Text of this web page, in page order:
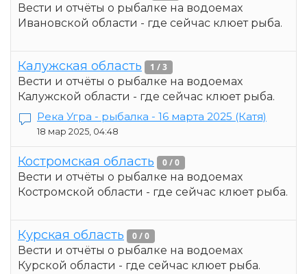
Вести и отчёты о рыбалке на водоемах
Ивановской области - где сейчас клюет рыба.
Калужская область 1 / 3
Вести и отчёты о рыбалке на водоемах
Калужской области - где сейчас клюет рыба.
Река Угра - рыбалка - 16 марта 2025 (Катя)
18 мар 2025, 04:48
Костромская область 0 / 0
Вести и отчёты о рыбалке на водоемах
Костромской области - где сейчас клюет рыба.
Курская область 0 / 0
Вести и отчёты о рыбалке на водоемах
Курской области - где сейчас клюет рыба.